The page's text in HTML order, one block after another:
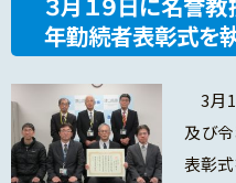
年勤続者表彰式を
3月
及び
表彰式